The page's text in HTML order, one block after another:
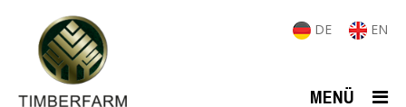
DE EN
MENÜ